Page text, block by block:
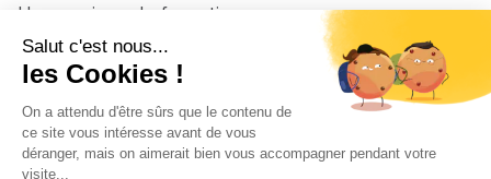
Un organisme de formation
Un conseiller